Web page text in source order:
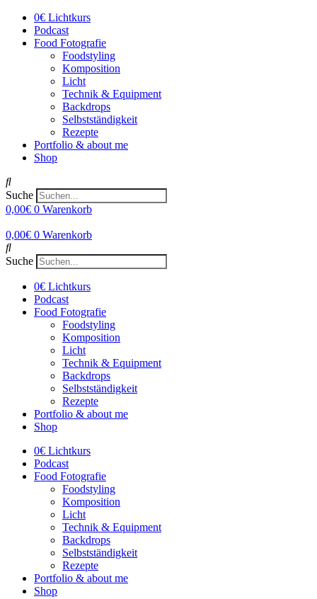
0€ Lichtkurs
Podcast
Food Fotografie
Foodstyling
Komposition
Licht
Technik & Equipment
Backdrops
Selbstständigkeit
Rezepte
Portfolio & about me
Shop
Suche
0,00€ 0 Warenkorb
0,00€ 0 Warenkorb
Suche
0€ Lichtkurs
Podcast
Food Fotografie
Foodstyling
Komposition
Licht
Technik & Equipment
Backdrops
Selbstständigkeit
Rezepte
Portfolio & about me
Shop
0€ Lichtkurs
Podcast
Food Fotografie
Foodstyling
Komposition
Licht
Technik & Equipment
Backdrops
Selbstständigkeit
Rezepte
Portfolio & about me
Shop